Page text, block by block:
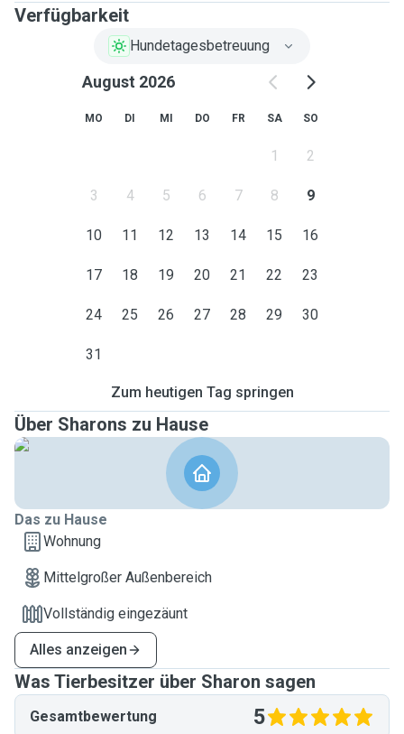
I have prior experience with dogs and spent a long time
volunteering at an animal shelter (I have a dog-walking
Verfügbarkeit
Hundetagesbetreuung
August 2026
MO DI MI DO FR SA SO
1 2
3 4 5 6 7 8 9
10 11 12 13 14 15 16
17 18 19 20 21 22 23
24 25 26 27 28 29 30
31
Zum heutigen Tag springen
Über Sharons zu Hause
Das zu Hause
Wohnung
Mittelgroßer Außenbereich
Vollständig eingezäunt
Alles anzeigen
Was Tierbesitzer über Sharon sagen
Gesamtbewertung 5